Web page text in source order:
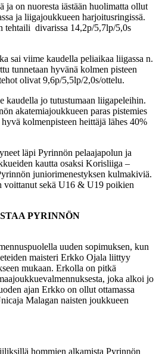
on nuoresta iästään huolimatta ollut
ja liigajoukkueen harjoitusringissä.
tehtaili divarissa 14,2p/5,7lp/5,0s
sai viime kaudella peliaikaa liigassa n.
tunnetaan hyvänä kolmen pisteen
olivat 9,6p/5,5lp/2,0s/ottelu.
kaudella jo tutustumaan liigapeleihin.
akatemiajoukkueen paras pistemies
kolmenpisteen heittäjä lähes 40%
läpi Pyrinnön pelaajapolun ja
kautta osaksi Korisliiga –
juniorimenestyksen kulmakiviä.
voittanut sekä U16 & U19 poikien
PYRINNÖN
uuden sopimuksen, kun
maisteri Erkko Ojala liittyy
mukaan. Erkolla on pitkä
joka alkoi jo
ajan Erkko on ollut ottamassa
Malagan naisten joukkueen
hommien alkamista Pyrinnön